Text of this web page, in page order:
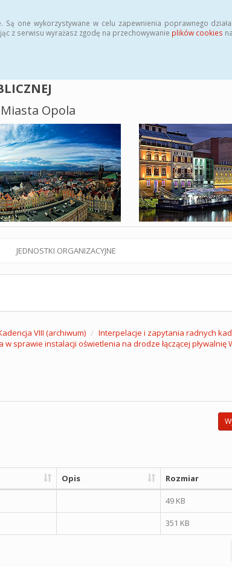
one wykorzystywane w celu zapewnienia poprawnego
z serwisu wyrażasz zgodę na przechowywanie plików cookies
Opola
JEDNOSTKI ORGANIZACYJNE
VIII (archiwum) Interpelacje i zapytania radnych
sprawie instalacji oświetlenia na drodze łączącej pływalnię
Opis Rozmiar
49 KB
351 KB